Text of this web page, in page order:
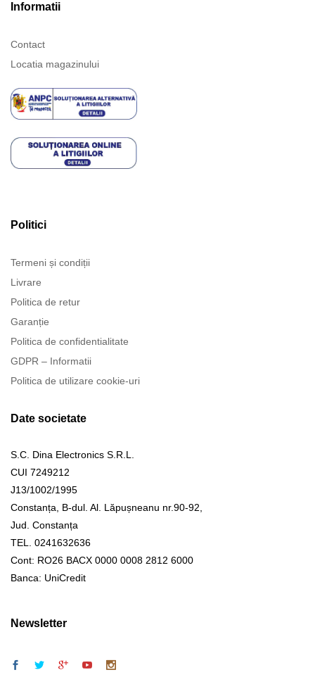
Informatii
Contact
Locatia magazinului
Politici
Termeni și condiții
Livrare
Politica de retur
Garanție
Politica de confidentialitate
GDPR – Informatii
Politica de utilizare cookie-uri
Date societate
S.C. Dina Electronics S.R.L.
CUI 7249212
J13/1002/1995
Constanța, B-dul. Al. Lăpușneanu nr.90-92,
Jud. Constanța
TEL. 0241632636
Cont: RO26 BACX 0000 0008 2812 6000
Banca: UniCredit
Newsletter